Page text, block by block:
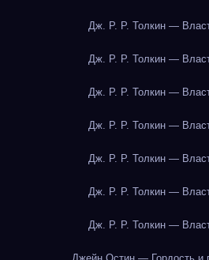
Дж. Р. Р. Толкин —
Дж. Р. Р. Толкин —
Дж. Р. Р. Толкин —
Дж. Р. Р. Толкин —
Дж. Р. Р. Толкин —
Дж. Р. Р. Толкин —
Дж. Р. Р. Толкин —